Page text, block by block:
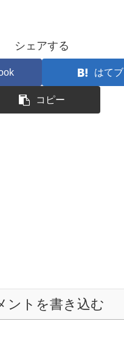
シェアする
はてブ
コピー
ントを書き込む